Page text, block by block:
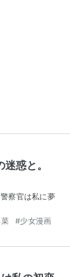
惑と。
察官は私に夢
菜 #少女漫画